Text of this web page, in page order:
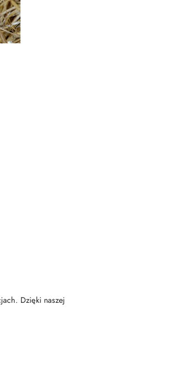
Dzięki naszej